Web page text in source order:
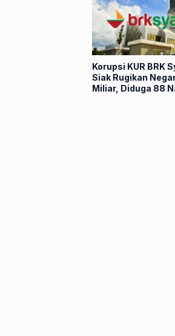
Korupsi KUR BRK
Siak Rugikan
Miliar, Diduga 88